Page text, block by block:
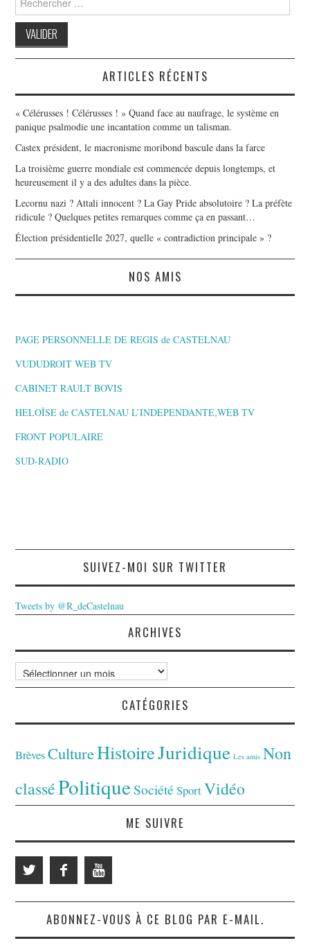
for:
ARTICLES RÉCENTS
« Célérusses ! Célérusses ! » Quand face au naufrage, le système en
panique psalmodie une incantation comme un talisman.
Castex président, le macronisme moribond bascule dans la farce
La troisième guerre mondiale est commencée depuis longtemps, et
heureusement il y a des adultes dans la pièce.
Lecornu nazi ? Attali innocent ? La Gay Pride absolutoire ? La préfète
ridicule ? Quelques petites remarques comme ça en passant…
Élection présidentielle 2027, quelle « contradiction principale » ?
NOS AMIS
PAGE PERSONNELLE DE REGIS de CASTELNAU
VUDUDROIT WEB TV
CABINET RAULT BOVIS
HELOÏSE de CASTELNAU L’INDEPENDANTE,WEB TV
FRONT POPULAIRE
SUD-RADIO
SUIVEZ-MOI SUR TWITTER
Tweets by @R_deCastelnau
ARCHIVES
Archives
CATÉGORIES
Brèves CultureHistoireJuridique Les amis Non
classéPolitiqueSociété SportVidéo
ME SUIVRE
ABONNEZ-VOUS À CE BLOG PAR E-MAIL.